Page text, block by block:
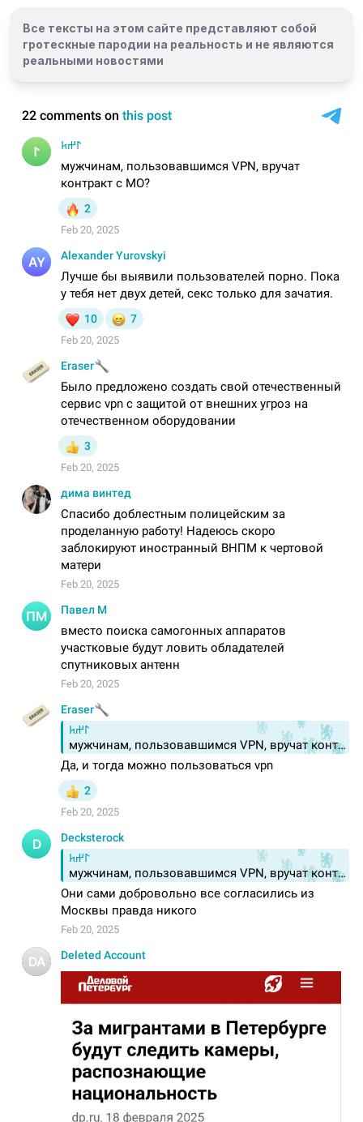
Все тексты на этом сайте представляют собой
гротескные пародии на реальность и не являются
реальными новостями